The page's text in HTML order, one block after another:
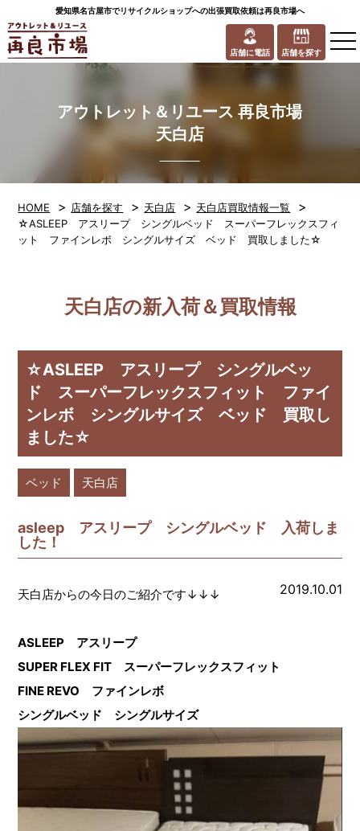
愛知県名古屋市でリサイクルショップへの出張買取依頼は再良市場へ
店舗に電話 店舗を探す
アウトレット＆リユース 再良市場
天白店
HOME > 店舗を探す > 天白店 > 天白店買取情報一覧 >
☆ASLEEP アスリープ シングルベッド スーパーフレックスフィ
ット ファインレボ シングルサイズ ベッド 買取しました☆
天白店の新入荷＆買取情報
☆ASLEEP アスリープ シングルベッ
ド スーパーフレックスフィット ファイ
ンレボ シングルサイズ ベッド 買取し
ました☆
ベッド 天白店
asleep アスリープ シングルベッド 入荷しま
した！
2019.10.01
天白店からの今日のご紹介です↓↓↓
ASLEEP アスリープ
SUPER FLEX FIT スーパーフレックスフィット
FINE REVO ファインレボ
シングルベッド シングルサイズ